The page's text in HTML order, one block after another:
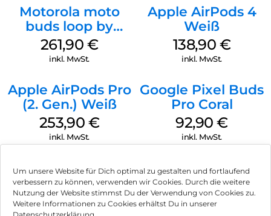
Um unsere Website für Dich optimal zu gestalten und fortlaufend
verbessern zu können, verwenden wir Cookies. Durch die weitere
Nutzung der Website stimmst Du der Verwendung von Cookies zu.
Weitere Informationen zu Cookies erhältst Du in unserer
Motorola moto
buds loop by
Swarovski French
Oak
261,90 €
inkl. MwSt.
Apple AirPods 4
Weiß
138,90 €
inkl. MwSt.
Apple AirPods Pro
(2. Gen.) Weiß
253,90 €
inkl. MwSt.
Google Pixel Buds
Pro Coral
92,90€
inkl. MwSt.
Impressum